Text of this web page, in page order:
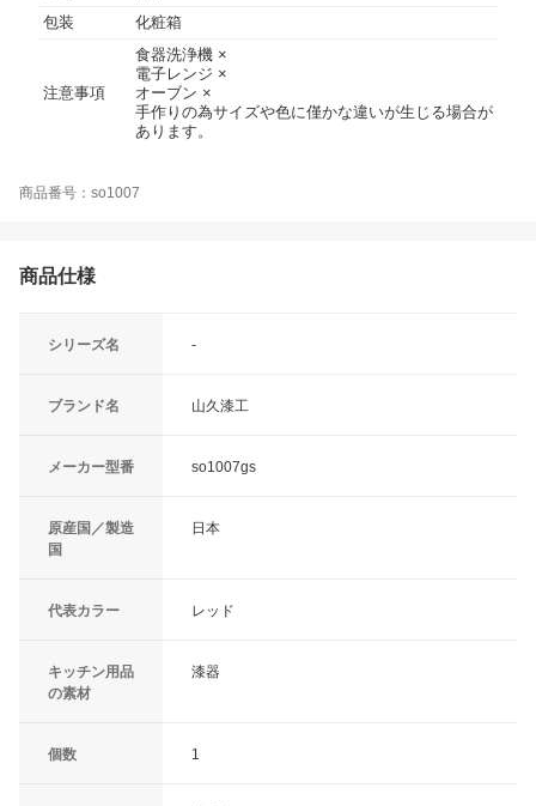
包装
化粧箱
注意事項
食器洗浄機 ×
電子レンジ ×
オーブン ×
手作りの為サイズや色に僅かな違いが生じる場合が
あります。
商品番号：so1007
商品仕様
シリーズ名 -
ブランド名 山久漆工
メーカー型番 so1007gs
原産国／製造
国
日本
代表カラー レッド
キッチン用品
の素材
漆器
個数 1